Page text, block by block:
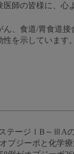
師の皆様に、心
、食道/胃食道
を示しています。
テージⅠB～ⅢA
プジーボと化学